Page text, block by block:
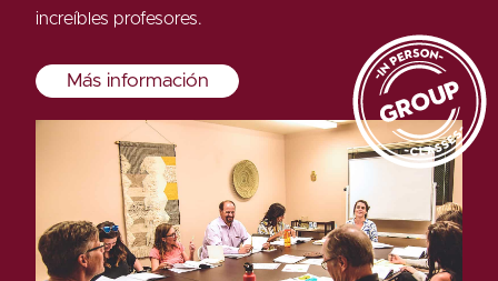
increíbles profesores.
Más información